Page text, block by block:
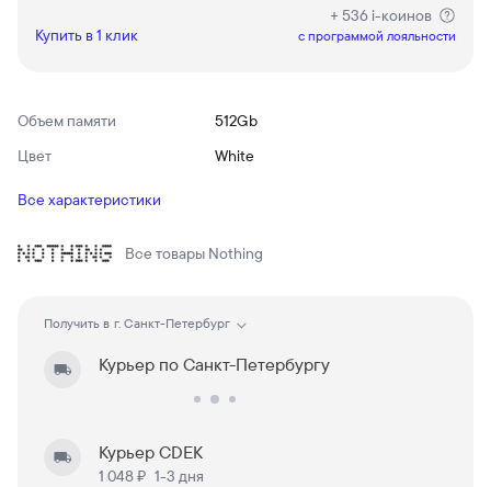
Купить в 1 клик
+ 536 i-коинов
c программой лояльности
Объем памяти
512Gb
Цвет
White
Все характеристики
Все товары Nothing
Получить в г. Санкт-Петербург
Курьер по Санкт-Петербургу
Курьер CDEK
1 048 ₽ 1-3 дня